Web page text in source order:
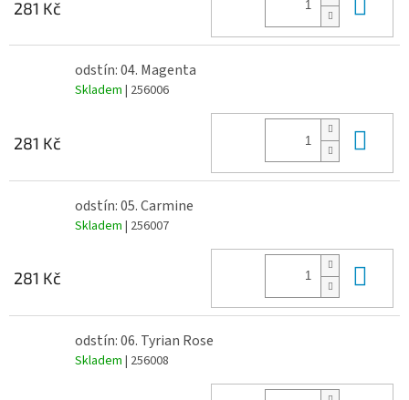
281 Kč
odstín: 04. Magenta
Skladem | 256006
281 Kč
odstín: 05. Carmine
Skladem | 256007
281 Kč
odstín: 06. Tyrian Rose
Skladem | 256008